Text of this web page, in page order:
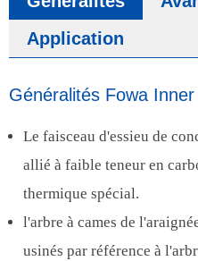
Application
Généralités Fowa
Le faisceau d'essieu de
allié à faible teneur en
thermique spécial.
l'arbre à cames de
usinés par référence à